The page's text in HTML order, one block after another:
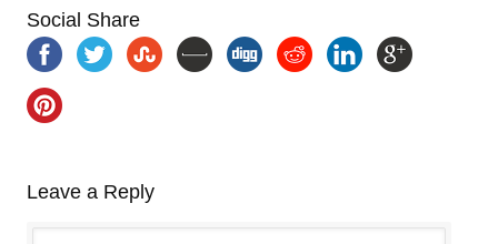
Social Share
Leave a Reply